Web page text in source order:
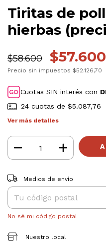
Tiritas de
hierbas
$58.600 $57.600
Precio sin impuestos $52.126,70
Cuotas SIN interés con
24 cuotas de $5.087,76
Ver más detalles
Entregas para el CP:
Medios de envío
No sé mi código postal
Nuestro local